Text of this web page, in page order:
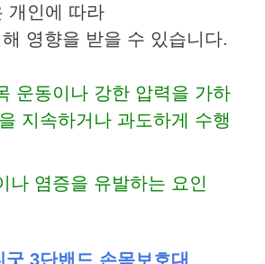
개인에 따라
영향을 받을 수 있습니다.
운동이나 강한 압력을 가하
지속하거나 과도하게 수행
나 염증을 유발하는 요인
3단밴드 손목보호대